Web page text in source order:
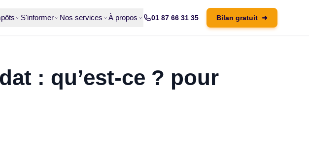
S'informer Nos services À propos 01 87 66 31 35 Bilan gratuit ➜
: qu’est-ce ? pour